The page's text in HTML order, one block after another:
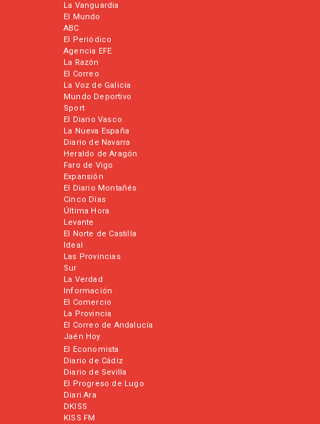
La Vanguardia
El Mundo
ABC
El Periódico
Agencia EFE
La Razón
El Correo
La Voz de Galicia
Mundo Deportivo
Sport
El Diario Vasco
La Nueva España
Diario de Navarra
Heraldo de Aragón
Faro de Vigo
Expansión
El Diario Montañés
Cinco Días
Última Hora
Levante
El Norte de Castilla
Ideal
Las Provincias
Sur
La Verdad
Información
El Comercio
La Provincia
El Correo de Andalucía
Jaén Hoy
El Economista
Diario de Cádiz
Diario de Sevilla
El Progreso de Lugo
Diari Ara
DKISS
KISS FM